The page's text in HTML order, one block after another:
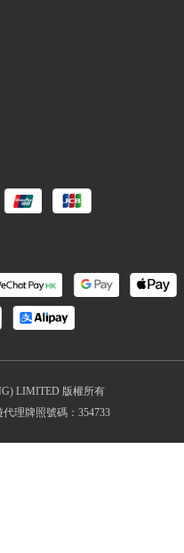
LIMITED 版權所有
理牌照號碼：354733